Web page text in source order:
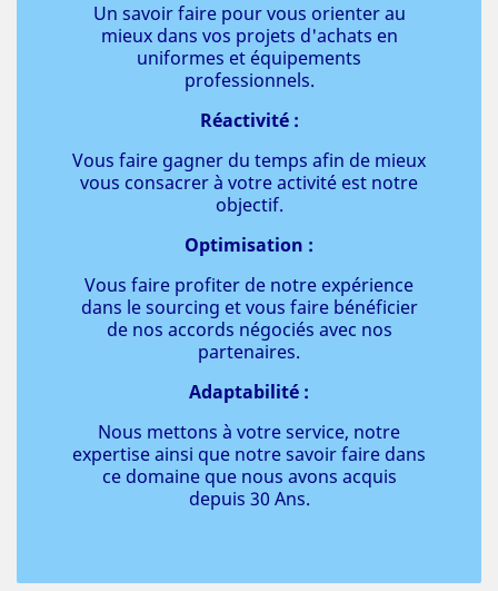
Un savoir faire pour vous orienter au
mieux dans vos projets d'achats en
uniformes et équipements
professionnels.
Réactivité :
Vous faire gagner du temps afin de mieux
vous consacrer à votre activité est notre
objectif.
Optimisation :
Vous faire profiter de notre expérience
dans le sourcing et vous faire bénéficier
de nos accords négociés avec nos
partenaires.
Adaptabilité :
Nous mettons à votre service, notre
expertise ainsi que notre savoir faire dans
ce domaine que nous avons acquis
depuis 30 Ans.